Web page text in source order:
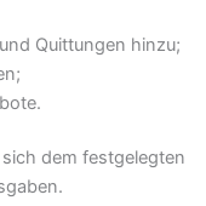
Quittungen hinzu;
dem festgelegten